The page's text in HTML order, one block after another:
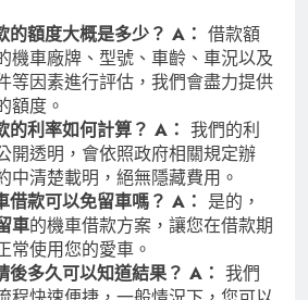
的額度大概是多少？ A： 借款額
機車廠牌、型號、車齡、車況以及
等因素進行評估，我們會盡力提供
額度。
的利率如何計算？ A： 我們的利
開透明，會依照政府相關規定辦
中清楚載明，絕無隱藏費用。
借款可以免留車嗎？ A： 是的，
車的機車借款方案，讓您在借款期
常使用您的愛車。
後多久可以知道結果？ A： 我們